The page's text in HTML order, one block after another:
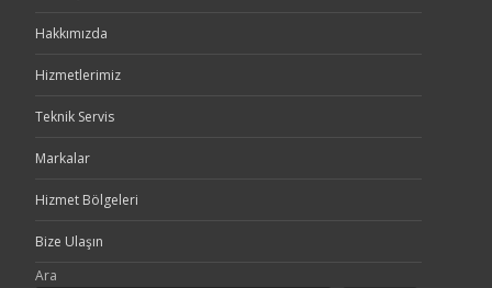
Hakkımızda
Hizmetlerimiz
Teknik Servis
Markalar
Hizmet Bölgeleri
Bize Ulaşın
Ara